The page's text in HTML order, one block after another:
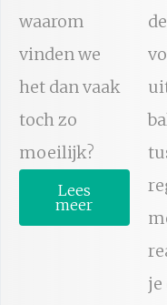
waarom
vinden we
het dan vaak
toch zo
moeilijk?
Lees
meer
je